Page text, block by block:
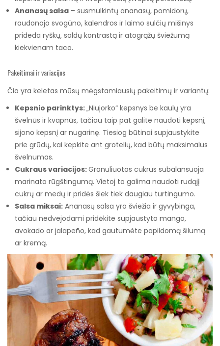
Ananasų salsa – susmulkintų ananasų, pomidorų,
raudonojo svogūno, kalendros ir laimo sulčių mišinys
prideda ryškų, saldų kontrastą ir atogrąžų šviežumą
kiekvienam taco.
Pakeitimai ir variacijos
Čia yra keletas mūsų mėgstamiausių pakeitimų ir variantų:
Kepsnio parinktys:„Niujorko“ kepsnys be kaulų yra
švelnūs ir kvapnūs, tačiau taip pat galite naudoti kepsnį,
sijono kepsnį ar nugarinę. Tiesiog būtinai supjaustykite
prie grūdų, kai kepkite ant grotelių, kad būtų maksimalus
švelnumas.
Cukraus variacijos:Granuliuotas cukrus subalansuoja
marinato rūgštingumą. Vietoj to galima naudoti rudąjį
cukrų ar medų ir pridės šiek tiek daugiau turtingumo.
Salsa miksai: Ananasų salsa yra šviežia ir gyvybinga,
tačiau nedvejodami pridėkite supjaustyto mango,
avokado ar jalapeño, kad gautumėte papildomą šilumą
ar kremą.